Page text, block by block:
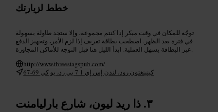
خطط لزيارتك
توجّه للمكان في وقت مبكر إذا كنتم مجموعة، وإلا ستجد طاولة بسهولة
في فترة بعد الظهر. اصطحب بطاقة تعريف إذا لزم الأمر، وتجهيز الدفع
عبر البطاقة يسهل العملية. ابدأ الليل هنا قبل التوجه للأماكن المجاورة.
http://www.threestagspub.com/
67-69 كينينغتون رود، لندن إس إي 1 7 بي زد، يو كي
ذا ريد ليون، شارع بارليامنت